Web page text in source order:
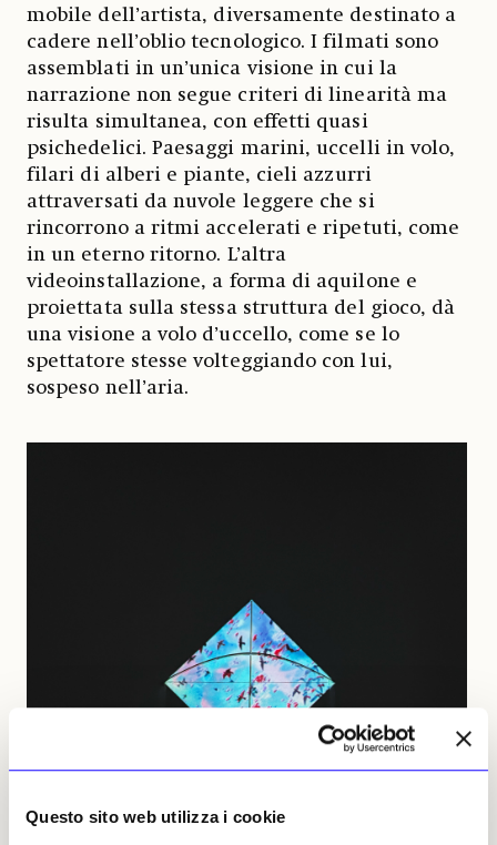
Questo sito web utilizza i cookie
mobile dell’artista, diversamente destinato a
cadere nell’oblio tecnologico. I filmati sono
assemblati in un’unica visione in cui la
narrazione non segue criteri di linearità ma
risulta simultanea, con effetti quasi
psichedelici. Paesaggi marini, uccelli in volo,
filari di alberi e piante, cieli azzurri
attraversati da nuvole leggere che si
rincorrono a ritmi accelerati e ripetuti, come
in un eterno ritorno. L’altra
videoinstallazione, a forma di aquilone e
proiettata sulla stessa struttura del gioco, dà
una visione a volo d’uccello, come se lo
spettatore stesse volteggiando con lui,
sospeso nell’aria.